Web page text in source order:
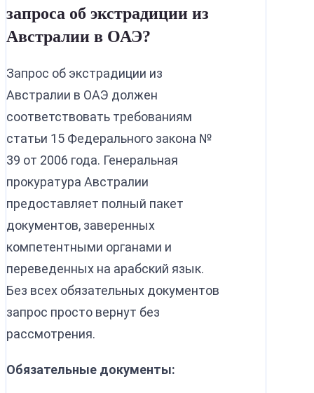
запроса об экстрадиции из
Австралии в ОАЭ?
Запрос об экстрадиции из
Австралии в ОАЭ должен
соответствовать требованиям
статьи 15 Федерального закона №
39 от 2006 года. Генеральная
прокуратура Австралии
предоставляет полный пакет
документов, заверенных
компетентными органами и
переведенных на арабский язык.
Без всех обязательных документов
запрос просто вернут без
рассмотрения.
Обязательные документы: